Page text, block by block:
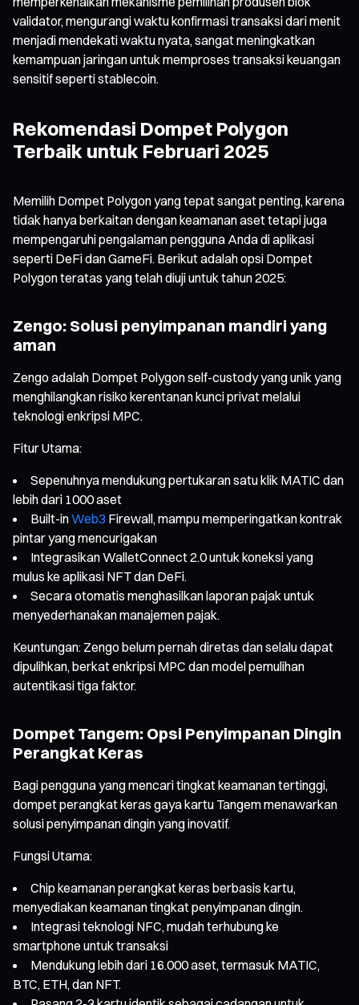
validator, mengurangi waktu konfirmasi transaksi dari menit
menjadi mendekati waktu nyata, sangat meningkatkan
kemampuan jaringan untuk memproses transaksi keuangan
sensitif seperti stablecoin.
Rekomendasi Dompet Polygon
Terbaik untuk Februari 2025
Memilih Dompet Polygon yang tepat sangat penting, karena
tidak hanya berkaitan dengan keamanan aset tetapi juga
mempengaruhi pengalaman pengguna Anda di aplikasi
seperti DeFi dan GameFi. Berikut adalah opsi Dompet
Polygon teratas yang telah diuji untuk tahun 2025:
Zengo: Solusi penyimpanan mandiri yang
aman
Zengo adalah Dompet Polygon self-custody yang unik yang
menghilangkan risiko kerentanan kunci privat melalui
teknologi enkripsi MPC.
Fitur Utama:
Sepenuhnya mendukung pertukaran satu klik MATIC dan
lebih dari 1000 aset
Built-inWeb3 Firewall, mampu memperingatkan kontrak
pintar yang mencurigakan
Integrasikan WalletConnect 2.0 untuk koneksi yang
mulus ke aplikasi NFT dan DeFi.
Secara otomatis menghasilkan laporan pajak untuk
menyederhanakan manajemen pajak.
Keuntungan: Zengo belum pernah diretas dan selalu dapat
dipulihkan, berkat enkripsi MPC dan model pemulihan
autentikasi tiga faktor.
Dompet Tangem: Opsi Penyimpanan Dingin
Perangkat Keras
Bagi pengguna yang mencari tingkat keamanan tertinggi,
dompet perangkat keras gaya kartu Tangem menawarkan
solusi penyimpanan dingin yang inovatif.
Fungsi Utama:
Chip keamanan perangkat keras berbasis kartu,
menyediakan keamanan tingkat penyimpanan dingin.
Integrasi teknologi NFC, mudah terhubung ke
smartphone untuk transaksi
Mendukung lebih dari 16.000 aset, termasuk MATIC,
BTC, ETH, dan NFT.